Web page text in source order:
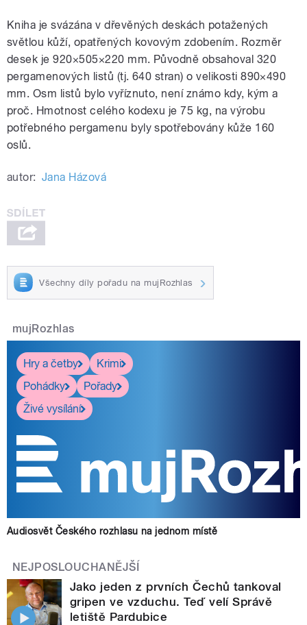
Kniha je svázána v dřevěných deskách potažených
světlou kůží, opatřených kovovým zdobením. Rozměr
desek je 920×505×220 mm. Původně obsahoval 320
pergamenových listů (tj. 640 stran) o velikosti 890×490
mm. Osm listů bylo vyříznuto, není známo kdy, kým a
proč. Hmotnost celého kodexu je 75 kg, na výrobu
potřebného pergamenu byly spotřebovány kůže 160
oslů.
autor: Jana Házová
Všechny díly pořadu na mujRozhlas
mujRozhlas
Hry a četby
Krimi
Pohádky
Pořady
Živé vysílání
Audiosvět Českého rozhlasu na jednom místě
NEJPOSLOUCHANĚJŠÍ
Jako jeden z prvních Čechů tankoval
gripen ve vzduchu. Teď velí Správě
letiště Pardubice